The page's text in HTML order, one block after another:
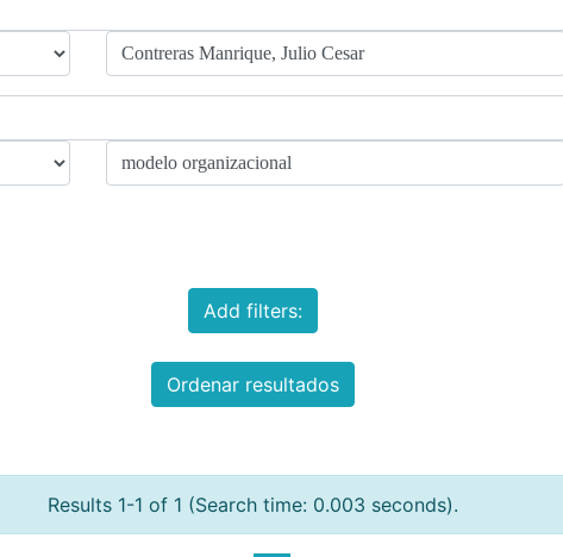
Add filters:
Ordenar resultados
Results 1-1 of 1 (Search time: 0.003 seconds).